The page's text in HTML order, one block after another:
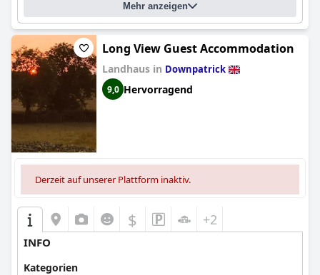
Mehr anzeigen
Long View Guest Accommodation
Landhaus in Downpatrick
9,0 Hervorragend
Derzeit auf unserer Plattform inaktiv.
$ +2
INFO
Kategorien